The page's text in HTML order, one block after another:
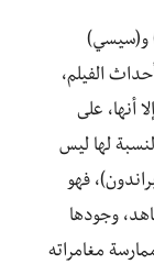
و(سيسي)
الفيلم،
أنها، على
لها ليس
فهو
وجودها
مغامراته